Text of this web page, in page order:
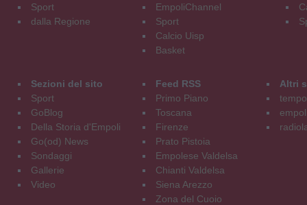
Sport
dalla Regione
EmpoliChannel
Sport
Calcio Uisp
Basket
Sezioni del sito
Sport
GoBlog
Della Storia d'Empoli
Go(od) News
Sondaggi
Gallerie
Video
Feed RSS
Primo Piano
Toscana
Firenze
Prato Pistoia
Empolese Valdelsa
Chianti Valdelsa
Siena Arezzo
Zona del Cuoio
Altri